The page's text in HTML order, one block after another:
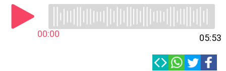
00:00 05:53